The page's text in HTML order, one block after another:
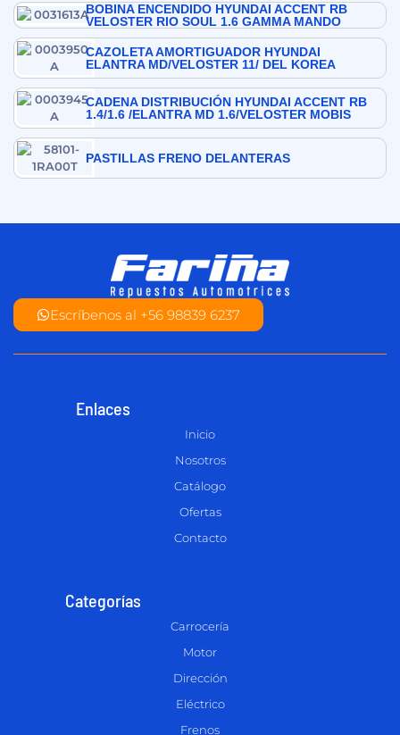
BOBINA ENCENDIDO HYUNDAI ACCENT RB
VELOSTER RIO SOUL 1.6 GAMMA MANDO
CAZOLETA AMORTIGUADOR HYUNDAI
ELANTRA MD/VELOSTER 11/ DEL KOREA
CADENA DISTRIBUCIÓN HYUNDAI ACCENT RB
1.4/1.6 /ELANTRA MD 1.6/VELOSTER MOBIS
PASTILLAS FRENO DELANTERAS
Escríbenos al +56 98839 6237
Enlaces
Inicio
Nosotros
Catálogo
Ofertas
Contacto
Categorías
Carrocería
Motor
Dirección
Eléctrico
Frenos